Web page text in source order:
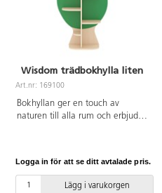
Wisdom trädbokhylla liten
Art.nr: 169100
Bokhyllan ger en touch av
naturen till alla rum och erbjuder
melaminbeläggning i
Logga in för att se ditt avtalade pris.
Lägg i varukorgen